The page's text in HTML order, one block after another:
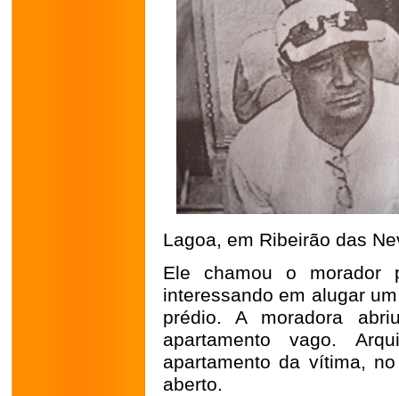
Lagoa, em Ribeirão das
Ele chamou o morador
interessando em alugar
prédio. A moradora
apartamento vago.
apartamento da vítima,
aberto.